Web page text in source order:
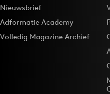
Nieuwsbrief
Adformatie Academy
Volledig Magazine Archief